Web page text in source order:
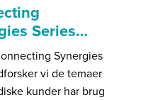
Series…
Synergies
vi de temaer
kunder har brug